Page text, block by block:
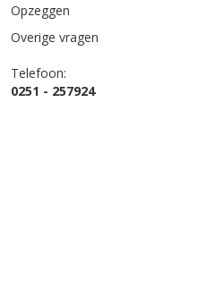
Opzeggen
Overige vragen
Telefoon:
0251 - 257924